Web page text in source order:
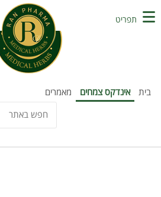
בית אינדקס צמחים מאמרים
תפריט